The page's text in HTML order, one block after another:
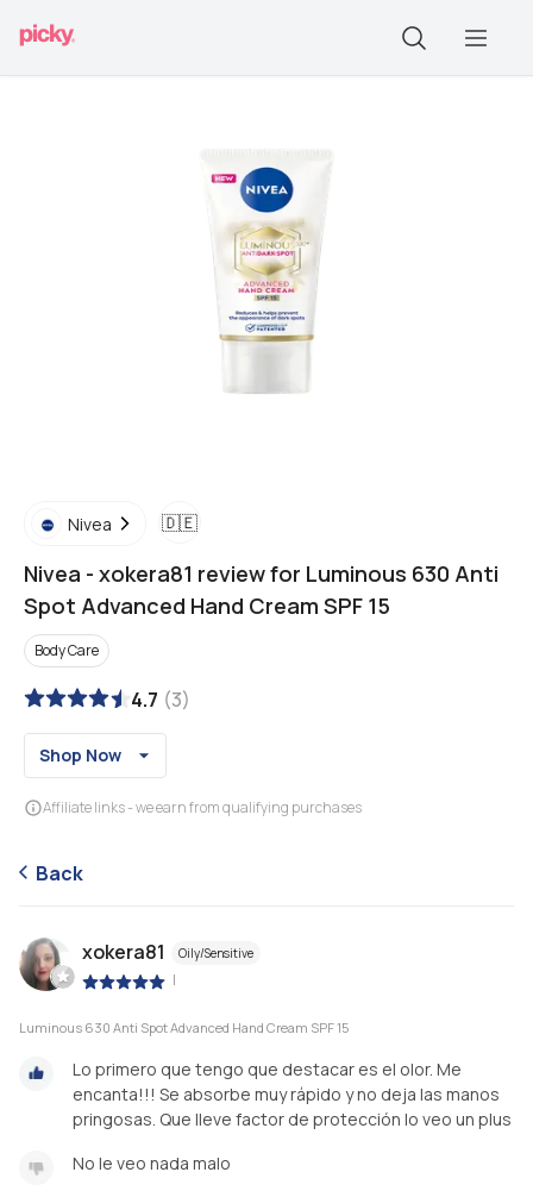
Nivea 🇩🇪
Nivea - xokera81 review for Luminous 630 Anti
Spot Advanced Hand Cream SPF 15
Body Care
4.7 (3)
Shop Now
Affiliate links - we earn from qualifying purchases
Back
xokera81 Oily/Sensitive
|
Luminous 630 Anti Spot Advanced Hand Cream SPF 15
Lo primero que tengo que destacar es el olor. Me
encanta!!! Se absorbe muy rápido y no deja las manos
pringosas. Que lleve factor de protección lo veo un plus
No le veo nada malo